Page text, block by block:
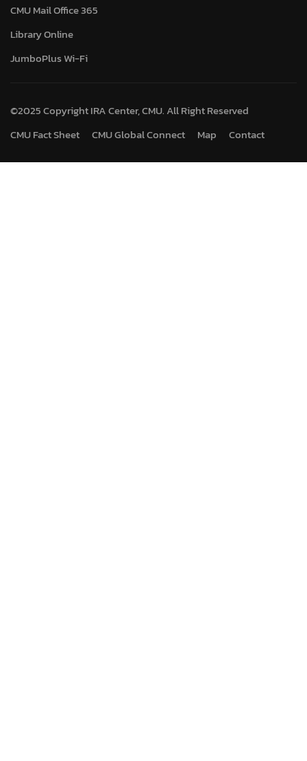
CMU Mail Office 365
Library Online
JumboPlus Wi-Fi
©2025 Copyright IRA Center, CMU. All Right Reserved
CMU Fact Sheet
CMU Global Connect Map Contact